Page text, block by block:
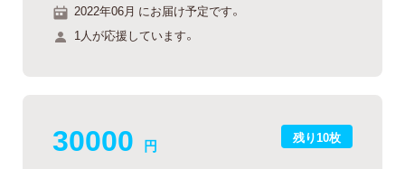
2022年06月 にお届け予定です。
1人が応援しています。
残り10枚
30000 円